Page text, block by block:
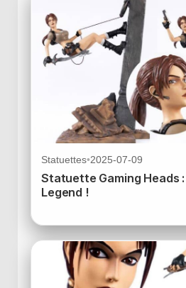
Statuettes•2025-07-09
Statuette Gaming Heads
Legend !